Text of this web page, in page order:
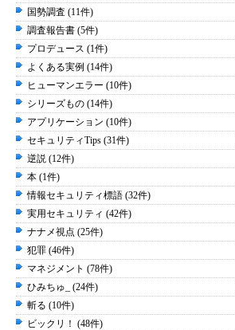
国勢調査 (11件)
調査報告書 (5件)
プロデュース (1件)
よくある実例 (14件)
ヒューマンエラー (10件)
シリーズもの (14件)
アプリケーション (10件)
セキュリティTips (31件)
逆説 (12件)
本 (1件)
情報セキュリティ標語 (32件)
実用セキュリティ (42件)
ナナメ視点 (25件)
犯罪 (46件)
マネジメント (78件)
ひみちゅ_ (24件)
斬る (10件)
ビックリ！ (48件)